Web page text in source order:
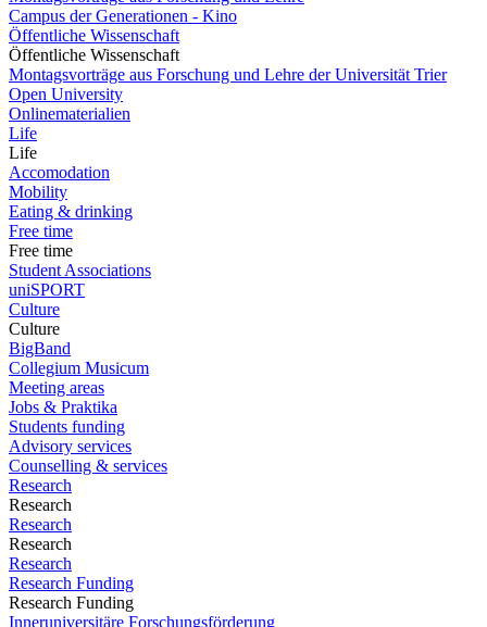
Campus der Generationen - Kino
Öffentliche Wissenschaft
Öffentliche Wissenschaft
Montagsvorträge aus Forschung und Lehre der Universität Trier
Open University
Onlinematerialien
Life
Life
Accomodation
Mobility
Eating & drinking
Free time
Free time
Student Associations
uniSPORT
Culture
Culture
BigBand
Collegium Musicum
Meeting areas
Jobs & Praktika
Students funding
Advisory services
Counselling & services
Research
Research
Research
Research
Research
Research Funding
Research Funding
Inneruniversitäre Forschungsförderung